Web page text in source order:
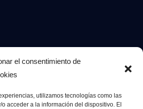
el consentimiento de
utilizamos tecnologías como las
acceder a la información del dispositivo. El